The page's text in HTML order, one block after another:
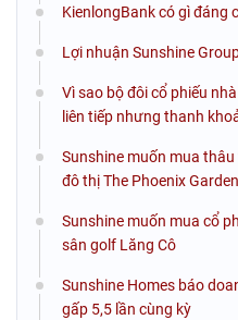
KienlongBank có gì đáng
Lợi nhuận Sunshine
Vì sao bộ đôi cổ phiếu
liên tiếp nhưng thanh
Sunshine muốn mua
đô thị The Phoenix Garden
Sunshine muốn mua cổ
sân golf Lăng Cô
Sunshine Homes báo
gấp 5,5 lần cùng kỳ